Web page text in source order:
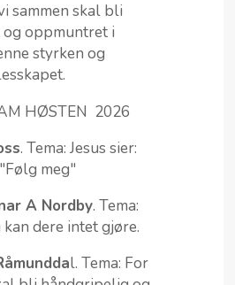
sammen skal bli
oppmuntret i
styrken og
HØSTEN 2026
. Tema: Jesus sier:
"Følg meg"
A Nordby. Tema:
kan dere intet gjøre.
l. Tema: For